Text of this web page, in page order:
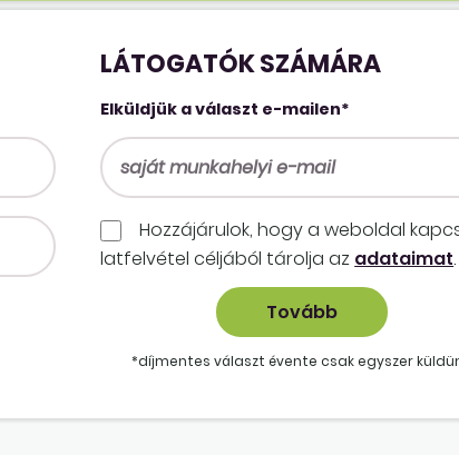
LÁTOGATÓK SZÁMÁRA
Elküldjük a választ e-mailen*
Hozzájárulok, hogy a weboldal
lat­felvétel céljából tárolja az adataimat.
*díjmentes választ évente csak egyszer